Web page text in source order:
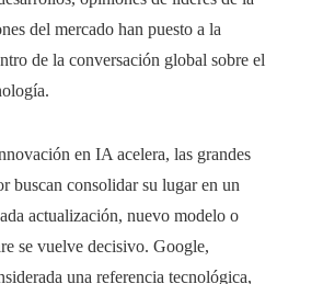
del mercado han puesto a la
de la conversación global sobre el
en IA acelera, las grandes
buscan consolidar su lugar en un
actualización, nuevo modelo o
se vuelve decisivo. Google,
una referencia tecnológica,